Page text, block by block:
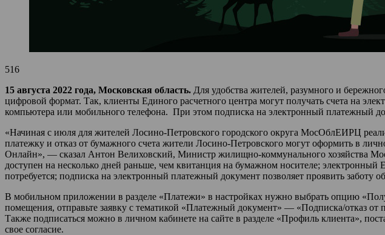
516
15 августа 2022 года, Московская область. Для удобства жителей, разумного и
цифровой формат. Так, клиенты Единого расчетного центра могут получать счета на
компьютера или мобильного телефона. При этом подписка на электронный платежный
«Начиная с июля для жителей Лосино-Петровского городского округа МосОблЕИРЦ
платежку и отказ от бумажного счета жители Лосино-Петровского могут оформить в
Онлайн», — сказал Антон Велиховский, Министр жилищно-коммунального хозяйства
доступен на несколько дней раньше, чем квитанция на бумажном носителе; электронный
потребуется; подписка на электронный платежный документ позволяет проявить заботу
В мобильном приложении в разделе «Платежи» в настройках нужно выбрать опцию
помещения, отправьте заявку с тематикой «Платежный документ» — «Подписка/отказ
Также подписаться можно в личном кабинете на сайте в разделе «Профиль клиента»,
свое согласие.